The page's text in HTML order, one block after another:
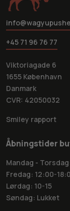
+45 71 96 76 77
Viktoriagade 6
1655 København
Danmark
CVR: 42050032
Smiley rapport
Åbningstider
Mandag -
Fredag: 12:00-
Lørdag: 10-15
Søndag: Lukket